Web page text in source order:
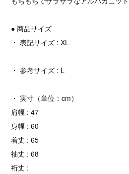
● 商品サイズ
・ 表記サイズ : XL
・ 参考サイズ : L
・ 実寸（単位：cm）
肩幅 : 47
身幅 : 60
着丈 : 65
袖丈 : 68
裄丈 :